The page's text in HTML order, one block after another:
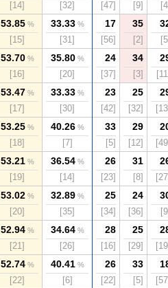
[14] [32] [47] [9]
53.85%
[15]
33.33%
[31]
17
[56]
35
[2]
53.70%
[16]
35.80%
[20]
24
[37]
34
[3]
53.47%
[17]
33.33%
[30]
23
[42]
25
[32]
53.25%
[18]
40.26%
[7]
33
[5]
29
[12]
53.21%
[19]
36.54%
[14]
26
[23]
31
[8]
53.02%
[20]
32.89%
[35]
25
[34]
24
[36]
52.94%
[21]
34.64%
[26]
28
[16]
25
[29]
52.74%
[22]
40.41%
[6]
26
[22]
33
[5]